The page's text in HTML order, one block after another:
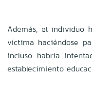
Además, el individuo
víctima haciéndose
incluso habría
establecimiento